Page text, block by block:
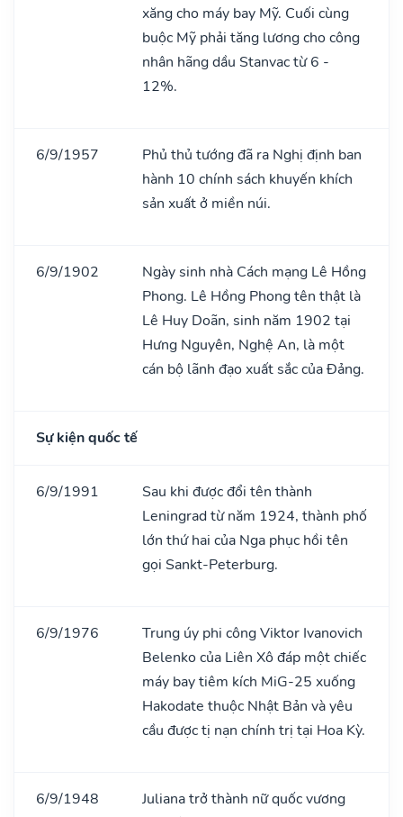
xăng cho máy bay Mỹ. Cuối cùng
buộc Mỹ phải tăng lương cho công
nhân hãng dầu Stanvac từ 6 -
12%.
6/9/1957
Phủ thủ tướng đã ra Nghị định ban
hành 10 chính sách khuyến khích
sản xuất ở miền núi.
6/9/1902
Ngày sinh nhà Cách mạng Lê Hồng
Phong. Lê Hồng Phong tên thật là
Lê Huy Doãn, sinh năm 1902 tại
Hưng Nguyên, Nghệ An, là một
cán bộ lãnh đạo xuất sắc của Đảng.
Sự kiện quốc tế
6/9/1991
Sau khi được đổi tên thành
Leningrad từ năm 1924, thành phố
lớn thứ hai của Nga phục hồi tên
gọi Sankt-Peterburg.
6/9/1976
Trung úy phi công Viktor Ivanovich
Belenko của Liên Xô đáp một chiếc
máy bay tiêm kích MiG-25 xuống
Hakodate thuộc Nhật Bản và yêu
cầu được tị nạn chính trị tại Hoa Kỳ.
6/9/1948
Juliana trở thành nữ quốc vương